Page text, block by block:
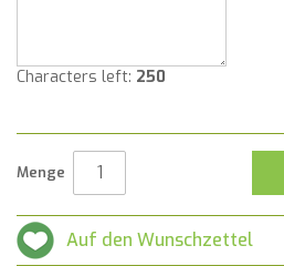
Characters left: 250
Menge
Auf den Wunschzettel